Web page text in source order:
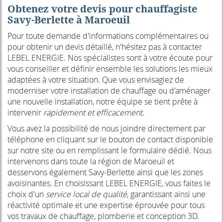
Obtenez votre devis pour chauffagiste
Savy-Berlette à Maroeuil
Pour toute demande d'informations complémentaires ou
pour obtenir un devis détaillé, n'hésitez pas à contacter
LEBEL ENERGIE. Nos spécialistes sont à votre écoute pour
vous conseiller et définir ensemble les solutions les mieux
adaptées à votre situation. Que vous envisagiez de
moderniser votre installation de chauffage ou d'aménager
une nouvelle installation, notre équipe se tient prête à
intervenir rapidement et efficacement.
Vous avez la possibilité de nous joindre directement par
téléphone en cliquant sur le bouton de contact disponible
sur notre site ou en remplissant le formulaire dédié. Nous
intervenons dans toute la région de Maroeuil et
desservons également Savy-Berlette ainsi que les zones
avoisinantes. En choisissant LEBEL ENERGIE, vous faites le
choix d'unservice local de qualité, garantissant ainsi une
réactivité optimale et une expertise éprouvée pour tous
vos travaux de chauffage, plomberie et conception 3D.